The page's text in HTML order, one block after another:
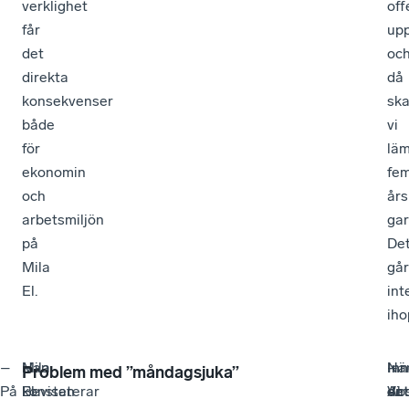
verklighet
får
det
direkta
konsekvenser
både
för
ekonomin
och
arbetsmiljön
på
Mila
El.
då
ska
vi
års
går
–
På
Han
konstaterar
–
Bevisen
Mila
El
Problem med ”måndagsjuka”
–
Vi
en
det
–